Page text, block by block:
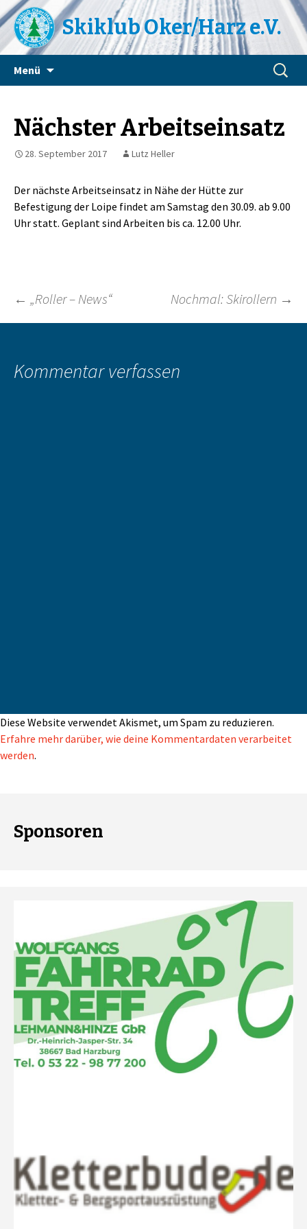
Skiklub Oker/Harz e.V.
Menü
Suchen
nach:
Nächster Arbeitseinsatz
28. September 2017 Lutz Heller
Der nächste Arbeitseinsatz in Nähe der Hütte zur
Befestigung der Loipe findet am Samstag den 30.09. ab 9.00
Uhr statt. Geplant sind Arbeiten bis ca. 12.00 Uhr.
Beitragsnavigation
← „Roller – News“ Nochmal: Skirollern →
Kommentar verfassen
Diese Website verwendet Akismet, um Spam zu reduzieren.
Erfahre mehr darüber, wie deine Kommentardaten verarbeitet
werden.
Sponsoren